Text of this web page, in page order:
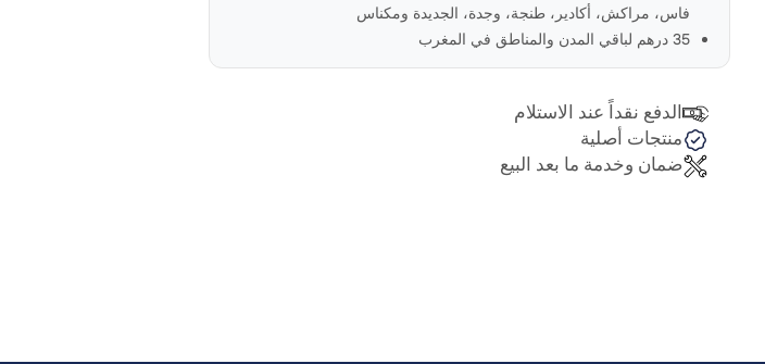
فاس، مراكش، أكادير، طنجة، وجدة، الجديدة ومكناس
35 درهم لباقي المدن والمناطق في المغرب
الدفع نقداً عند الاستلام
منتجات أصلية
ضمان وخدمة ما بعد البيع